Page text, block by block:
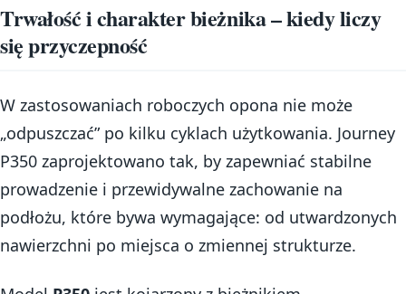
Trwałość i charakter bieżnika – kiedy liczy
się przyczepność
W zastosowaniach roboczych opona nie może
„odpuszczać” po kilku cyklach użytkowania. Journey
P350 zaprojektowano tak, by zapewniać stabilne
prowadzenie i przewidywalne zachowanie na
podłożu, które bywa wymagające: od utwardzonych
nawierzchni po miejsca o zmiennej strukturze.